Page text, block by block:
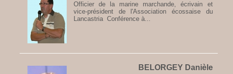
Officier de la marine marchande, écrivain et
vice-président de l'Association écossaise du
Lancastria Conférence à...
BELORGEY Danièle